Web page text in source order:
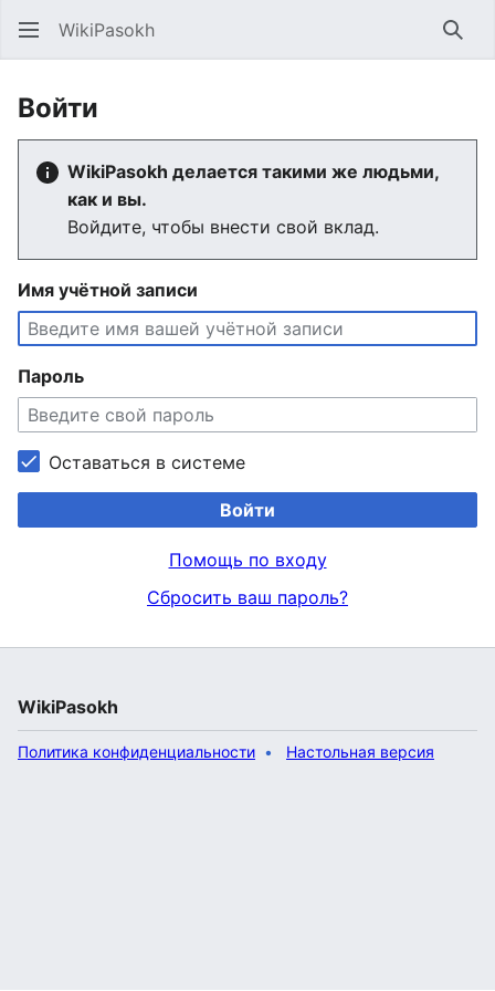
WikiPasokh
Войти
WikiPasokh делается такими же людьми,
как и вы.
Войдите, чтобы внести свой вклад.
Имя учётной записи
Пароль
Оставаться в системе
Войти
Помощь по входу
Сбросить ваш пароль?
WikiPasokh
Политика конфиденциальности Настольная версия